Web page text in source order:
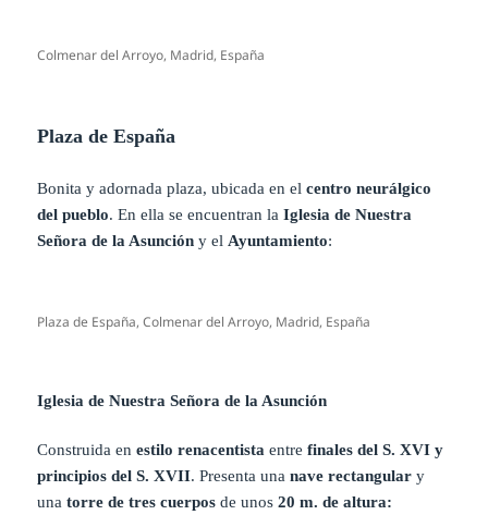
Colmenar del Arroyo, Madrid, España
Plaza de España
Bonita y adornada plaza, ubicada en elcentro neurálgico
del pueblo. En ella se encuentran laIglesia de Nuestra
Señora de la Asunción y el Ayuntamiento:
Plaza de España, Colmenar del Arroyo, Madrid, España
Iglesia de Nuestra Señora de la Asunción
Construida en estilo renacentistaentre finales del S. XVI y
principios del S. XVII. Presenta unanave rectangular y
unatorre de tres cuerpos de unos20 m. de altura: